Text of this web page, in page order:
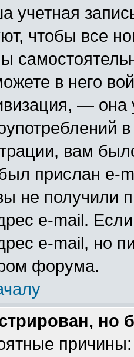
учетная
чтобы все
в него
—
вам
прислан e-
не получили
e-mail.
e-mail, но
форума.
но